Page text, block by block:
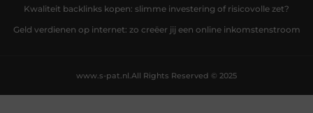
Kwaliteit backlinks kopen: slimme investering of risicovolle zet?
Geld verdienen op internet: zo creëer jij een online inkomstenstroom
All Rights Reserved © 2025
www.s-pat.nl.